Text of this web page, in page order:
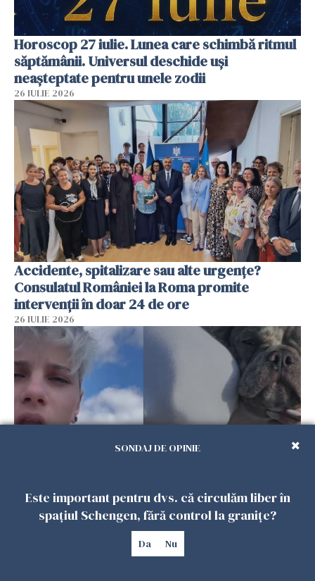
Horoscop 27 iulie. Lunea care schimbă ritmul
săptămânii. Universul deschide uși
neașteptate pentru unele zodii
26 IULIE 2026
Accidente, spitalizare sau alte urgențe?
Consulatul României la Roma promite
intervenții în doar 24 de ore
26 IULIE 2026
Ce a pățit o româncă în timp ce își plimba
câinele în Germania. Mesajul ei a stârnit
dezbateri aprinse
SONDAJ DE OPINIE
Este important pentru dvs. că circulăm liber în
spațiul Schengen, fără control la granițe?
Da Nu